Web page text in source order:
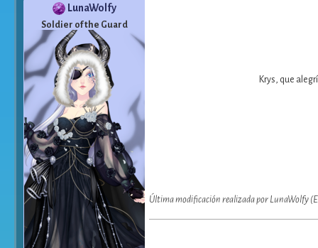
LunaWolfy
Soldier of the Guard
Krys, que
Última modificación realizada por LunaWolfy